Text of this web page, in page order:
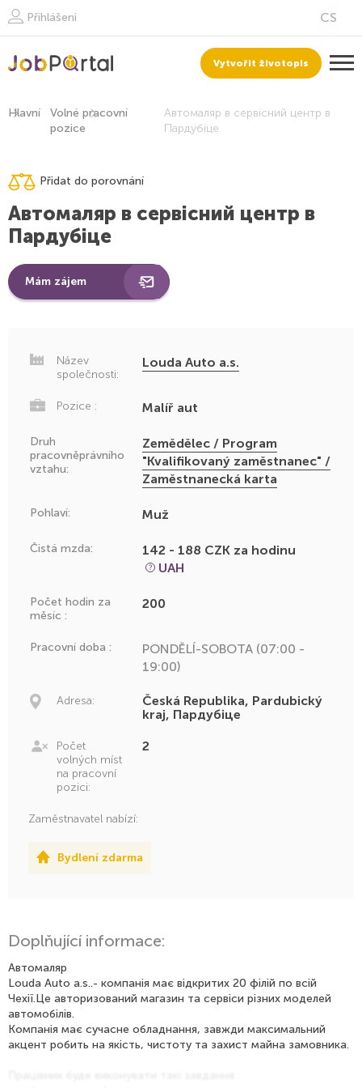
Přihlášeni
Vytvořit životopis
Hlavní
Volné pracovní
pozice
Автомаляр в сервісний центр в
Пардубіце
Přidat do porovnání
Автомаляр в сервісний центр в
Пардубіце
Mám zájem
Název
společnosti:
Louda Auto a.s.
Pozice : Malíř aut
Druh
pracovněprávního
vztahu:
Zemědělec / Program
"Kvalifikovaný zaměstnanec" /
Zaměstnanecká karta
Pohlaví: Muž
Čistá mzda:
142 - 188 CZK za hodinu
UAH
Počet hodin za
měsíc :
200
Pracovní doba :
PONDĚLÍ-SOBOTA (07:00 -
19:00)
Adresa:
Česká Republika, Pardubický
kraj, Пардубіце
Počet
volných míst
na pracovní
pozici:
2
Zaměstnavatel nabízí:
Bydlení zdarma
Doplňující informace:
Автомаляр
Louda Auto a.s..- компанія має відкритих 20 філій по всій
Чехії.Це авторизований магазин та сервіси різних моделей
автомобілів.
Компанія має сучасне обладнання, завжди максимальний
акцент робить на якість, чистоту та захист майна замовника.